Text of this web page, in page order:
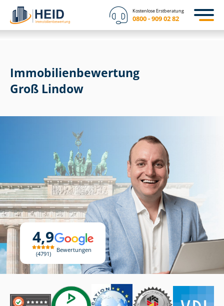
Kostenlose Erstberatung
0800 - 909 02 82
4,9
4791
Bewertungen
Immobilien­bewertung
Groß Lindow